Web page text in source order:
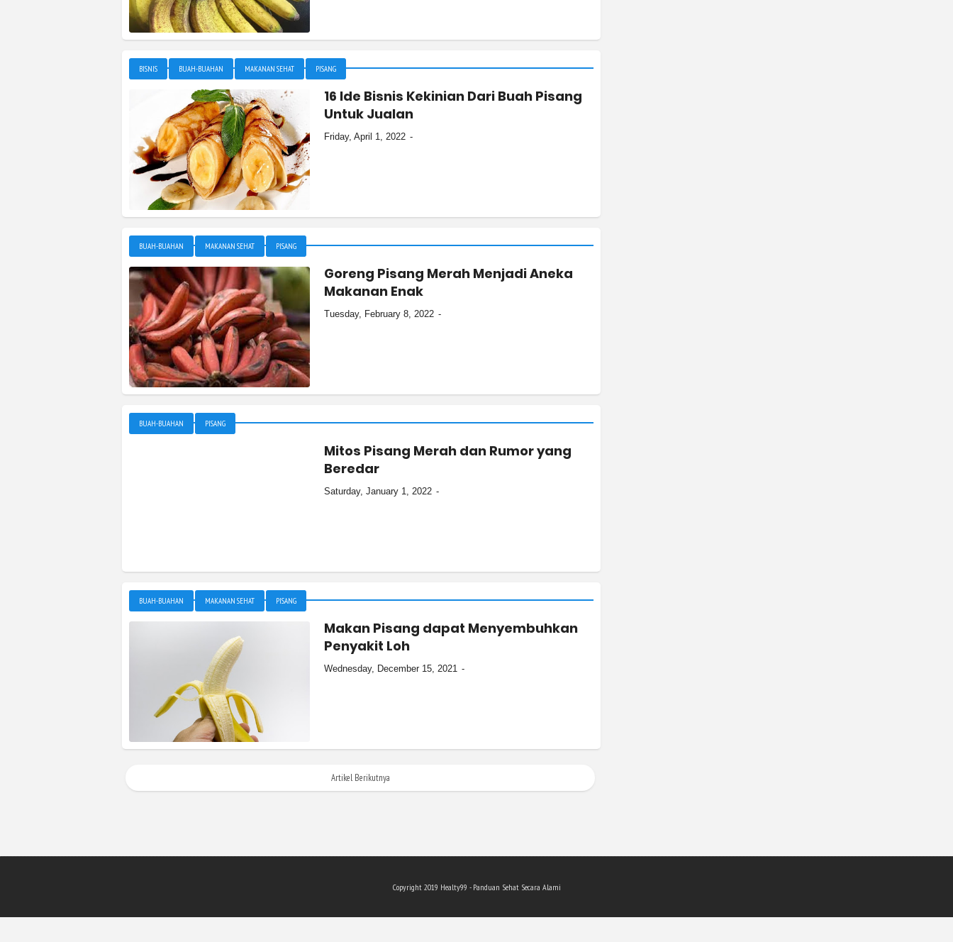
BISNIS BUAH-BUAHAN MAKANAN SEHAT PISANG
16 Ide Bisnis Kekinian Dari Buah Pisang
Untuk Jualan
Friday, April 1, 2022
BUAH-BUAHAN MAKANAN SEHAT PISANG
Goreng Pisang Merah Menjadi Aneka
Makanan Enak
Tuesday, February 8, 2022
BUAH-BUAHAN PISANG
Mitos Pisang Merah dan Rumor yang
Beredar
Saturday, January 1, 2022
BUAH-BUAHAN MAKANAN SEHAT PISANG
Makan Pisang dapat Menyembuhkan
Penyakit Loh
Wednesday, December 15, 2021
Artikel Berikutnya
Copyright 2019 Healty99 - Panduan Sehat Secara Alami